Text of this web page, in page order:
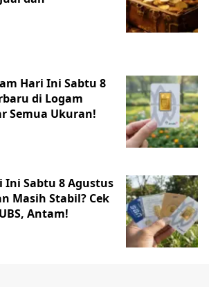
Hari Ini Sabtu 8
di Logam
Semua Ukuran!
Ini Sabtu 8 Agustus
Masih Stabil? Cek
Antam!